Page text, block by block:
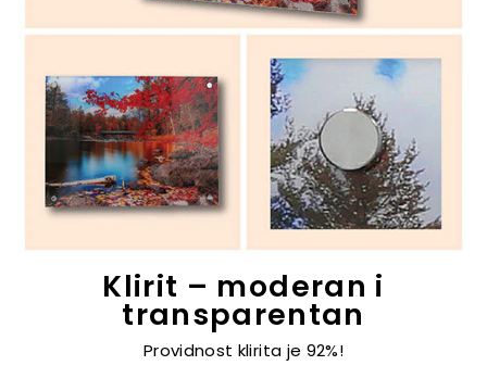
Klirit – moderan i
transparentan
Providnost klirita je 92%!